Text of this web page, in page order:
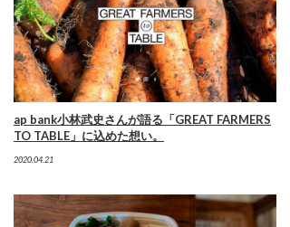
ap bank小林武史さんが語る「GREAT FARMERS
TO TABLE」に込めた想い。
2020.04.21